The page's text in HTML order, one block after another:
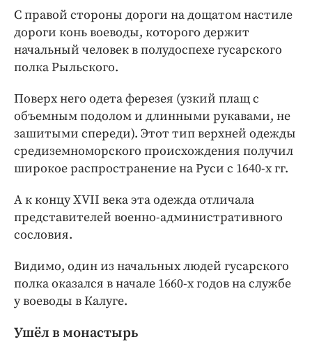
С правой стороны дороги на дощатом настиле
дороги конь воеводы, которого держит
начальный человек в полудоспехе гусарского
полка Рыльского.
Поверх него одета ферезея (узкий плащ с
объемным подолом и длинными рукавами, не
зашитыми спереди). Этот тип верхней одежды
средиземноморского происхождения получил
широкое распространение на Руси с 1640-х гг.
А к концу XVII века эта одежда отличала
представителей военно-административного
сословия.
Видимо, один из начальных людей гусарского
полка оказался в начале 1660-х годов на службе
у воеводы в Калуге.
Ушёл в монастырь